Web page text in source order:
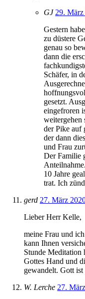
GJ 29.
Gestern
zu düstere
genau so
dann die
Schäfer, in
gesetzt.
eingefroren
weitergehen
der Pike auf
der dann
und Frau
Der Familie
10 Jahre
trat. Ich
gerd 27. März
Lieber Herr Kelle,
meine Frau und
kann Ihnen
Stunde Meditation
Gottes Hand und
gewandelt. Gott
W. Lerche 27.